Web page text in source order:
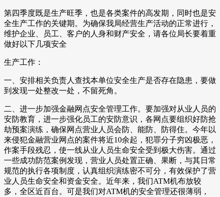
第四季度既是生产旺季，也是各类案件的高发期，同时也是安
全生产工作的关键期。为确保我局经营生产活动的正常进行，
维护企业、员工、客户的人身和财产安全，请各位局长要着重
做好以下几项安全
生产工作：
一、安排相关负责人查找本单位安全生产是否存在隐患，要做
到发现一处整改一处，不留死角。
二、进一步加强金融网点安全管理工作。要加强对从业人员的
安防教育，进一步强化员工的安防意识，各网点要组织好防抢
劫预案演练，确保网点营业人员会防、能防、防得住。今年以
来侵犯金融营业网点的案件将近10余起，犯罪分子穷凶极恶，
作案手段残忍，使一线从业人员生命安全受到极大伤害。通过
一些成功防范案例发现，营业人员处置正确、果断，与其日常
规范的执行各项制度，认真组织演练密不可分，有效保护了营
业人员生命安全和资金安全。近年来，我们ATM机布放较
多，全区近百台。可是我们对ATM机的安全管理还很薄弱，